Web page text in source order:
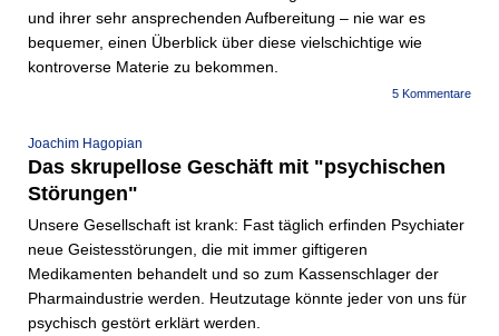
und ihrer sehr ansprechenden Aufbereitung – nie war es
bequemer, einen Überblick über diese vielschichtige wie
kontroverse Materie zu bekommen.
5 Kommentare
Joachim Hagopian
Das skrupellose Geschäft mit "psychischen
Störungen"
Unsere Gesellschaft ist krank: Fast täglich erfinden Psychiater
neue Geistesstörungen, die mit immer giftigeren
Medikamenten behandelt und so zum Kassenschlager der
Pharmaindustrie werden. Heutzutage könnte jeder von uns für
psychisch gestört erklärt werden.